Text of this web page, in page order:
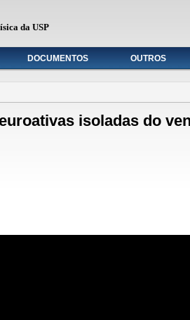
da USP
DOCUMENTOS OUTROS
isoladas do